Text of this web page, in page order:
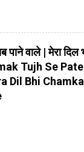
वाले | मेरा दिल
Tujh Se
Dil Bhi